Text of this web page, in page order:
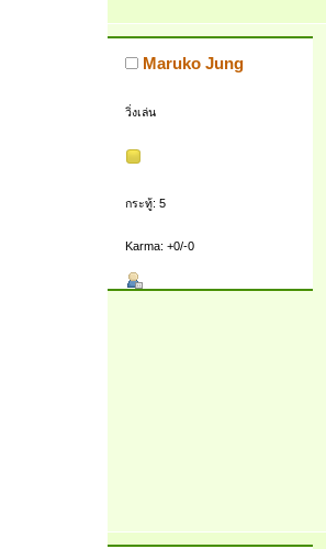
Maruko Jung
วิ่งเล่น
กระทู้: 5
Karma: +0/-0